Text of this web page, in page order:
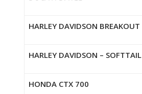
HARLEY DAVIDSON BREAKOUT
HARLEY DAVIDSON – SOFTTAIL
HONDA CTX 700